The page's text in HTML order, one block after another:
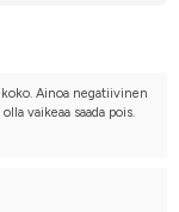
Ainoa negatiivinen
vaikeaa saada pois.